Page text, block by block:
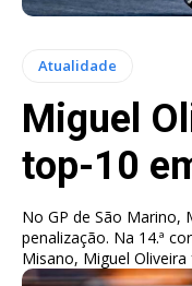
Atualidade
Miguel
top-10
No GP de São Marino,
penalização. Na 14.ª
Misano, Miguel Oliveira